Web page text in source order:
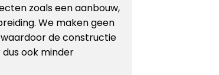
zoals een aanbouw,
We maken geen
de constructie
ook minder